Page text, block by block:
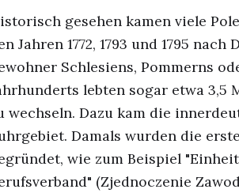
gesehen kamen viele
Jahren 1772, 1793 und 1795
Schlesiens, Pommerns
lebten sogar etwa
wechseln. Dazu kam die
Damals wurden die
wie zum Beispiel
(Zjednoczenie